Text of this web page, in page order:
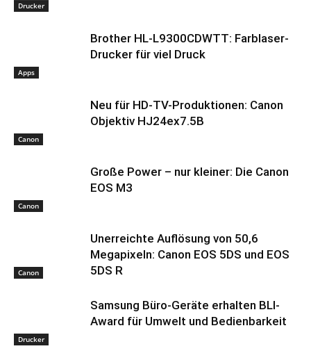
Drucker
Apps
Brother HL-L9300CDWTT: Farblaser-
Drucker für viel Druck
Canon
Neu für HD-TV-Produktionen: Canon
Objektiv HJ24ex7.5B
Canon
Große Power – nur kleiner: Die Canon
EOS M3
Canon
Unerreichte Auflösung von 50,6
Megapixeln: Canon EOS 5DS und EOS
5DS R
Drucker
Samsung Büro-Geräte erhalten BLI-
Award für Umwelt und Bedienbarkeit